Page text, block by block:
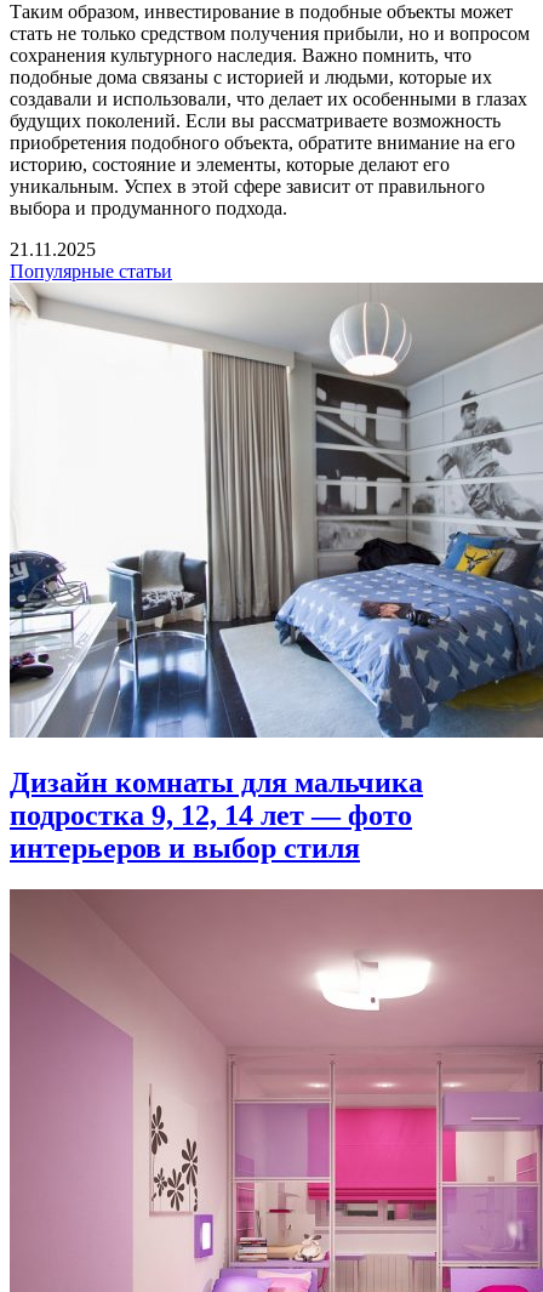
Таким образом, инвестирование в подобные объекты может
стать не только средством получения прибыли, но и вопросом
сохранения культурного наследия. Важно помнить, что
подобные дома связаны с историей и людьми, которые их
создавали и использовали, что делает их особенными в глазах
будущих поколений. Если вы рассматриваете возможность
приобретения подобного объекта, обратите внимание на его
историю, состояние и элементы, которые делают его
уникальным. Успех в этой сфере зависит от правильного
выбора и продуманного подхода.
21.11.2025
Популярные статьи
Дизайн комнаты для мальчика
подростка 9, 12, 14 лет — фото
интерьеров и выбор стиля